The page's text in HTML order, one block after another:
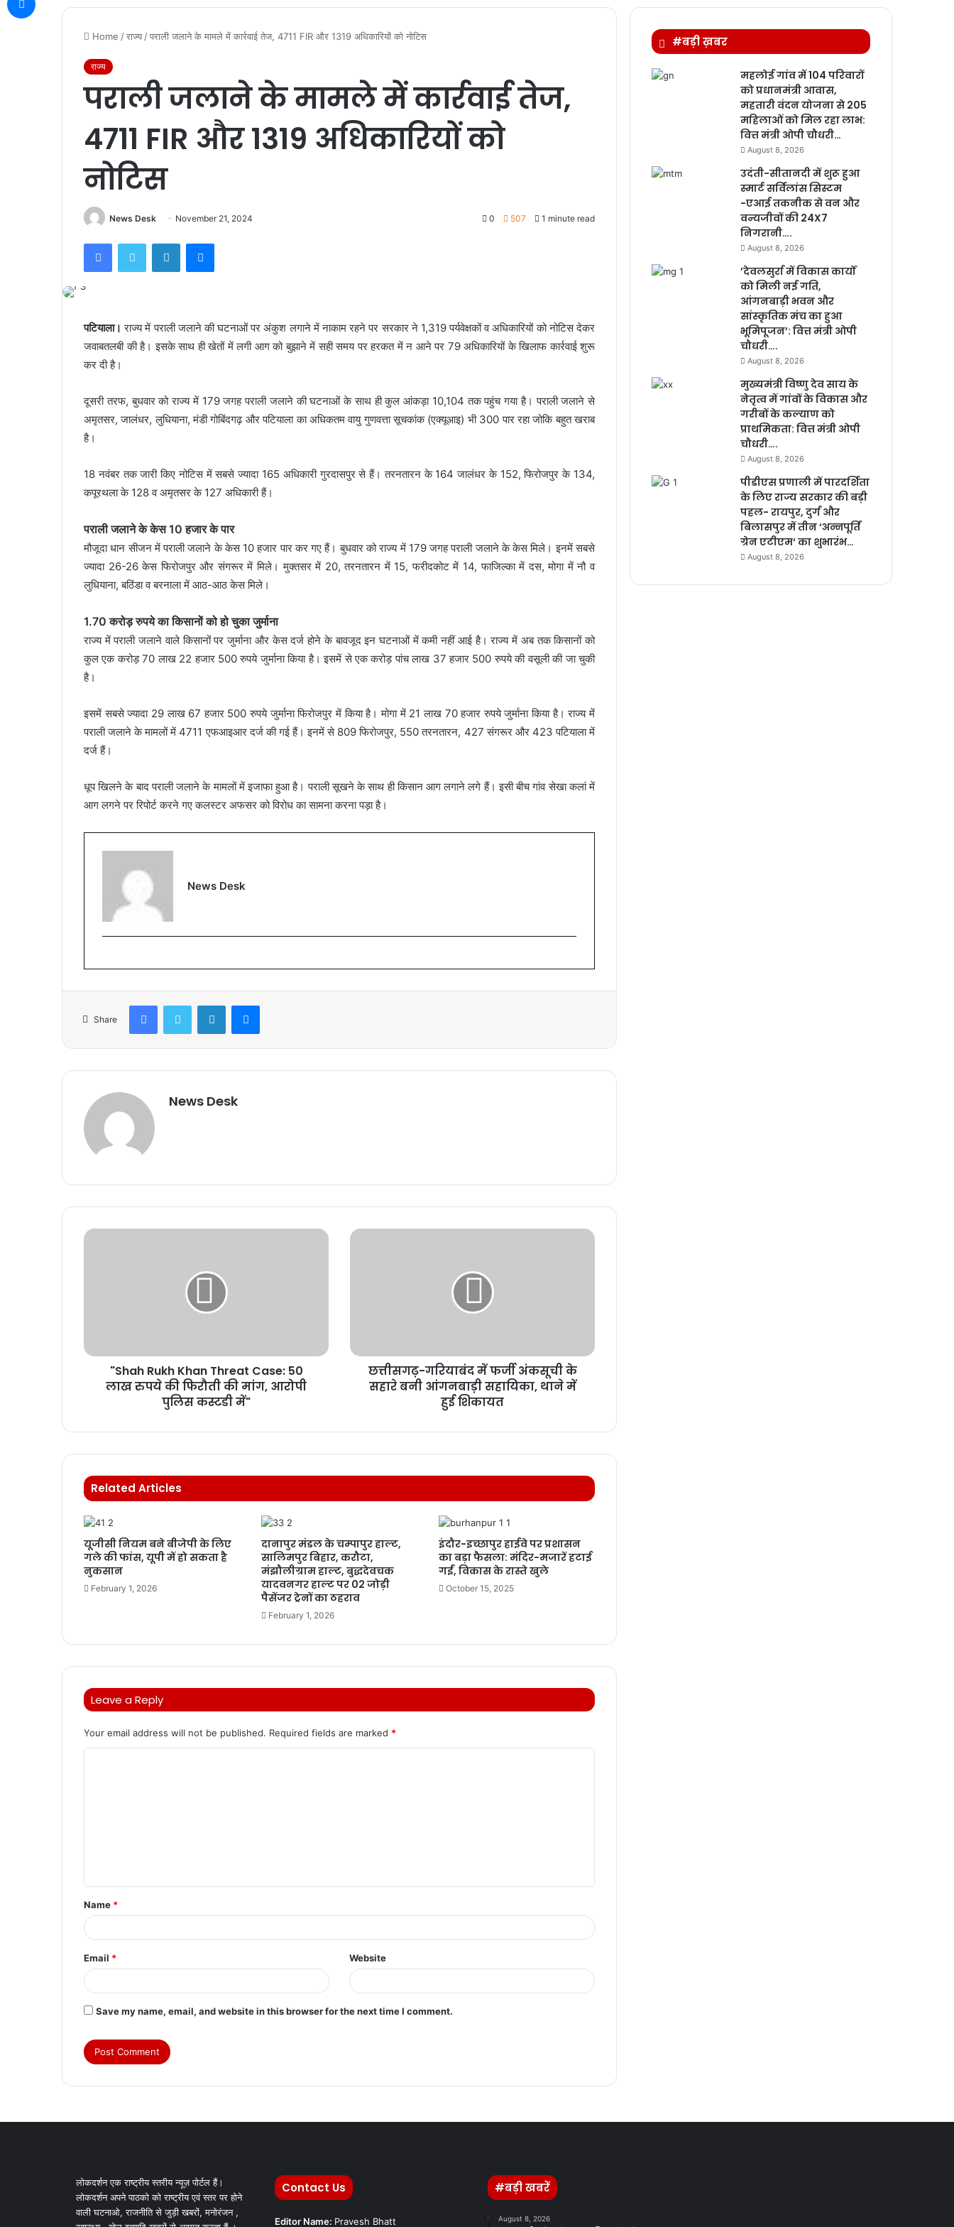
Home /राज्य /पराली जलाने के मामले में कार्रवाई तेज, 4711 FIR और 1319 अधिकारियों को नोटिस
राज्य
पराली जलाने के मामले में कार्रवाई तेज,
4711 FIR और 1319 अधिकारियों को
नोटिस
News Desk November 21, 2024 0 507 1 minute read
पटियाला।राज्य में पराली जलाने की घटनाओं पर अंकुश लगाने में नाकाम रहने पर सरकार ने 1,319 पर्यवेक्षकों व अधिकारियों को नोटिस देकर
जवाबतलबी की है। इसके साथ ही खेतों में लगी आग को बुझाने में सही समय पर हरकत में न आने पर 79 अधिकारियों के खिलाफ कार्रवाई शुरू
कर दी है।
दूसरी तरफ, बुधवार को राज्य में 179 जगह पराली जलाने की घटनाओं के साथ ही कुल आंकड़ा 10,104 तक पहुंच गया है। पराली जलाने से
अमृतसर, जालंधर, लुधियाना, मंडी गोबिंदगढ़ और पटियाला का अधिकतम वायु गुणवत्ता सूचकांक (एक्यूआइ) भी 300 पार रहा जोकि बहुत खराब
है।
18 नवंबर तक जारी किए नोटिस में सबसे ज्यादा 165 अधिकारी गुरदासपुर से हैं। तरनतारन के 164 जालंधर के 152, फिरोजपुर के 134,
कपूरथला के 128 व अमृतसर के 127 अधिकारी हैं।
पराली जलाने के केस 10 हजार के पार
मौजूदा धान सीजन में पराली जलाने के केस 10 हजार पार कर गए हैं। बुधवार को राज्य में 179 जगह पराली जलाने के केस मिले। इनमें सबसे
ज्यादा 26-26 केस फिरोजपुर और संगरूर में मिले। मुक्तसर में 20, तरनतारन में 15, फरीदकोट में 14, फाजिल्का में दस, मोगा में नौ व
लुधियाना, बठिंडा व बरनाला में आठ-आठ केस मिले।
1.70 करोड़ रुपये का किसानों को हो चुका जुर्माना
राज्य में पराली जलाने वाले किसानों पर जुर्माना और केस दर्ज होने के बावजूद इन घटनाओं में कमी नहीं आई है। राज्य में अब तक किसानों को
कुल एक करोड़ 70 लाख 22 हजार 500 रुपये जुर्माना किया है। इसमें से एक करोड़ पांच लाख 37 हजार 500 रुपये की वसूली की जा चुकी
है।
इसमें सबसे ज्यादा 29 लाख 67 हजार 500 रुपये जुर्माना फिरोजपुर में किया है। मोगा में 21 लाख 70 हजार रुपये जुर्माना किया है। राज्य में
पराली जलाने के मामलों में 4711 एफआइआर दर्ज की गई हैं। इनमें से 809 फिरोजपुर, 550 तरनतारन, 427 संगरूर और 423 पटियाला में
दर्ज हैं।
धूप खिलने के बाद पराली जलाने के मामलों में इजाफा हुआ है। पराली सूखने के साथ ही किसान आग लगाने लगे हैं। इसी बीच गांव सेखा कलां में
आग लगने पर रिपोर्ट करने गए कलस्टर अफसर को विरोध का सामना करना पड़ा है।
News Desk
Share
News Desk
"Shah Rukh Khan Threat Case: 50
लाख रुपये की फिरौती की मांग, आरोपी
पुलिस कस्टडी में"
छत्तीसगढ़-गरियाबंद में फर्जी अंकसूची के
सहारे बनी आंगनबाड़ी सहायिका, थाने में
हुई शिकायत
Related Articles
यूजीसी नियम बने बीजेपी के लिए
गले की फांस, यूपी में हो सकता है
नुकसान
February 1, 2026
दानापुर मंडल के चम्पापुर हाल्ट,
सालिमपुर बिहार, करौटा,
मंझौलीग्राम हाल्ट, बुद्धदेवचक
यादवनगर हाल्ट पर 02 जोड़ी
पैसेंजर ट्रेनों का ठहराव
February 1, 2026
इंदौर-इच्छापुर हाईवे पर प्रशासन
का बड़ा फैसला: मंदिर-मजारें हटाई
गईं, विकास के रास्ते खुले
October 15, 2025
Leave a Reply
Your email address will not be published. Required fields are marked *
t
*
Name *
Email * Website
Save my name, email, and website in this browser for the next time I comment.
#बड़ी ख़बर
महलोई गांव में 104 परिवारों
को प्रधानमंत्री आवास,
महतारी वंदन योजना से 205
महिलाओं को मिल रहा लाभ:
वित्त मंत्री ओपी चौधरी…
August 8, 2026
उदंती-सीतानदी में शुरू हुआ
स्मार्ट सर्विलांस सिस्टम
-एआई तकनीक से वन और
वन्यजीवों की 24X7
निगरानी….
August 8, 2026
’देवलसुर्रा में विकास कार्यों
को मिली नई गति,
आंगनबाड़ी भवन और
सांस्कृतिक मंच का हुआ
भूमिपूजन’: वित्त मंत्री ओपी
चौधरी….
August 8, 2026
मुख्यमंत्री विष्णु देव साय के
नेतृत्व में गांवों के विकास और
गरीबों के कल्याण को
प्राथमिकता: वित्त मंत्री ओपी
चौधरी….
August 8, 2026
पीडीएस प्रणाली में पारदर्शिता
के लिए राज्य सरकार की बड़ी
पहल- रायपुर, दुर्ग और
बिलासपुर में तीन ‘अन्नपूर्ति
ग्रेन एटीएम‘ का शुभारंभ…
August 8, 2026
लोकदर्शन एक राष्ट्रीय स्तरीय न्यूज़ पोर्टल हैं।
लोकदर्शन अपने पाठको को राष्ट्रीय एवं स्तर पर होने
वाली घटनाओ, राजनीति से जुड़ी खबरों, मनोरंजन ,
Contact Us
Editor Name: Pravesh Bhatt
#बड़ी खबरें
August 8, 2026